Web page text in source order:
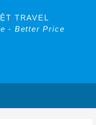
TRAVEL
- Better Price